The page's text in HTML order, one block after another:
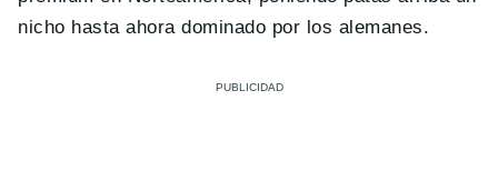
nicho hasta ahora dominado por los alemanes.